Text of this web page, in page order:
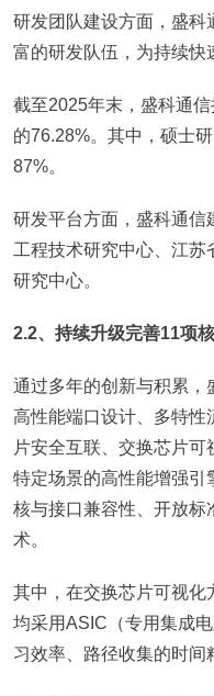
研发团队建设方面，盛科
富的研发队伍，为持续快
截至2025年末，盛科通
的76.28%。其中，硕士
87%。
研发平台方面，盛科通信
工程技术研究中心、江
研究中心。
2.2、持续升级完善11项
通过多年的创新与积累，
高性能端口设计、多特性
片安全互联、交换芯片
特定场景的高性能增强引
核与接口兼容性、开放标
术。
其中，在交换芯片可视化
均采用ASIC（专用集成
习效率、路径收集的时间